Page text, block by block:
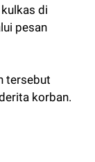
di
pesan
tersebut
korban.